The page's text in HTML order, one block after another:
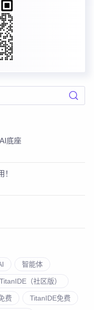
底座
智能体
TitanIDE（社区版）
费 TitanIDE免费